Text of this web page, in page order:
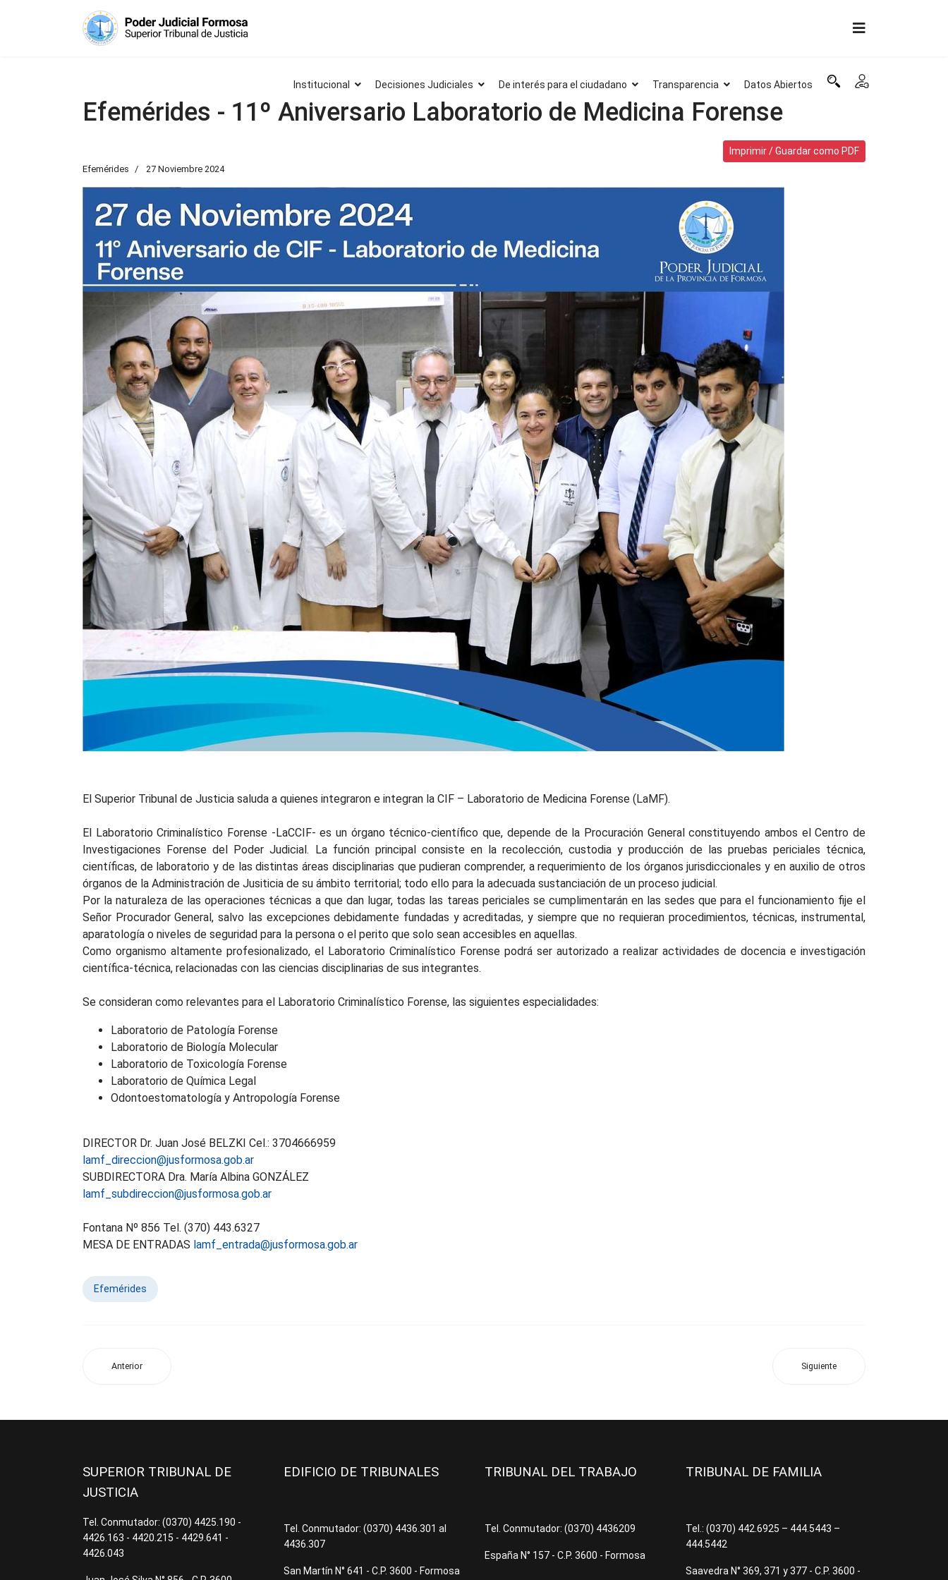
Institucional Decisiones Judiciales De interés para el ciudadano Transparencia Datos Abiertos
Efemérides - 11º Aniversario Laboratorio de Medicina Forense
Imprimir / Guardar como PDF
Efemérides 27 Noviembre 2024
El Superior Tribunal de Justicia saluda a quienes integraron e integran la CIF – Laboratorio de Medicina Forense (LaMF).
El Laboratorio Criminalístico Forense -LaCCIF- es un órgano técnico-científico que, depende de la Procuración General constituyendo ambos el Centro de
Investigaciones Forense del Poder Judicial. La función principal consiste en la recolección, custodia y producción de las pruebas periciales técnica,
científicas, de laboratorio y de las distintas áreas disciplinarias que pudieran comprender, a requerimiento de los órganos jurisdiccionales y en auxilio de otros
órganos de la Administración de Jusiticia de su ámbito territorial; todo ello para la adecuada sustanciación de un proceso judicial.
Por la naturaleza de las operaciones técnicas a que dan lugar, todas las tareas periciales se cumplimentarán en las sedes que para el funcionamiento fije el
Señor Procurador General, salvo las excepciones debidamente fundadas y acreditadas, y siempre que no requieran procedimientos, técnicas, instrumental,
aparatología o niveles de seguridad para la persona o el perito que solo sean accesibles en aquellas.
Como organismo altamente profesionalizado, el Laboratorio Criminalístico Forense podrá ser autorizado a realizar actividades de docencia e investigación
científica-técnica, relacionadas con las ciencias disciplinarias de sus integrantes.
Se consideran como relevantes para el Laboratorio Criminalístico Forense, las siguientes especialidades:
Laboratorio de Patología Forense
Laboratorio de Biología Molecular
Laboratorio de Toxicología Forense
Laboratorio de Química Legal
Odontoestomatología y Antropología Forense
DIRECTOR Dr. Juan José BELZKI Cel.: 3704666959
lamf_direccion@jusformosa.gob.ar
SUBDIRECTORA Dra. María Albina GONZÁLEZ
lamf_subdireccion@jusformosa.gob.ar
Fontana Nº 856 Tel. (370) 443.6327
MESA DE ENTRADAS lamf_entrada@jusformosa.gob.ar
Efemérides
Anterior Siguiente
SUPERIOR TRIBUNAL DE
JUSTICIA
Tel. Conmutador: (0370) 4425.190 -
4426.163 - 4420.215 - 4429.641 -
4426.043
EDIFICIO DE TRIBUNALES
Tel. Conmutador: (0370) 4436.301 al
4436.307
San Martín N° 641 - C.P. 3600 - Formosa
TRIBUNAL DEL TRABAJO
Tel. Conmutador: (0370) 4436209
España N° 157 - C.P. 3600 - Formosa
TRIBUNAL DE FAMILIA
Tel.: (0370) 442.6925 – 444.5443 –
444.5442
Saavedra N° 369, 371 y 377 - C.P. 3600 -